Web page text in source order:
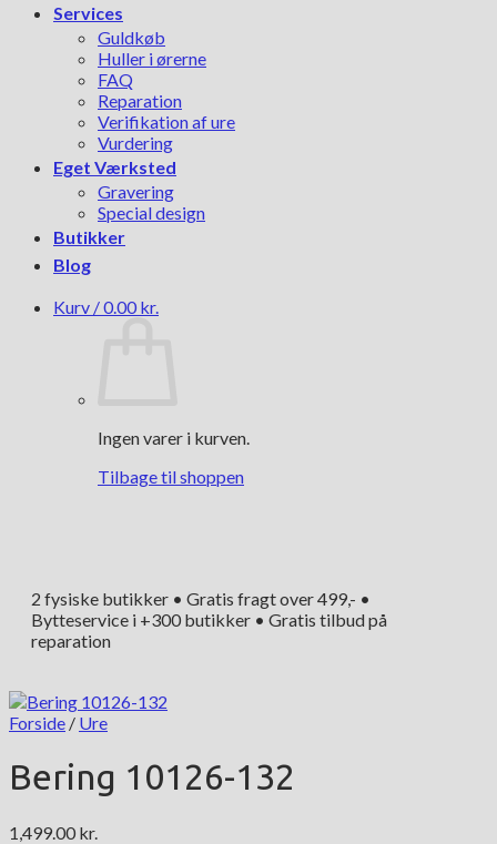
Services
Guldkøb
Huller i ørerne
FAQ
Reparation
Verifikation af ure
Vurdering
Eget Værksted
Gravering
Special design
Butikker
Blog
Kurv /0.00 kr.
Ingen varer i kurven.
Tilbage til shoppen
2 fysiske butikker • Gratis fragt over 499,- •
Bytteservice i +300 butikker • Gratis tilbud på
reparation
Forside / Ure
Bering 10126-132
1,499.00 kr.